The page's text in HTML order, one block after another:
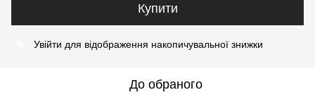
Купити
Увійти для відображення накопичувальної знижки
До обраного